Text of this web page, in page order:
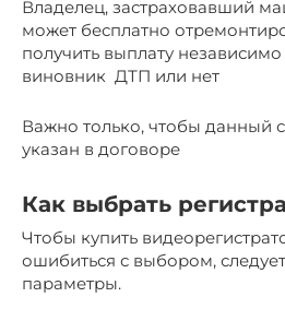
Владелец, застраховавший
может бесплатно
получить выплату независимо
виновник ДТП или нет
Важно только, чтобы данный
указан в договоре
Как выбрать
Чтобы купить
ошибиться с выбором,
параметры.